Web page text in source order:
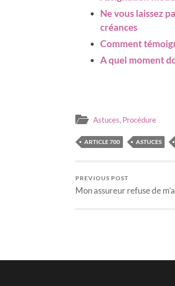
Ne vous laissez
créances
Comment
A quel moment
Astuces, Procédure
ARTICLE 700 ASTUCES
PREVIOUS POST
Mon assureur refuse de